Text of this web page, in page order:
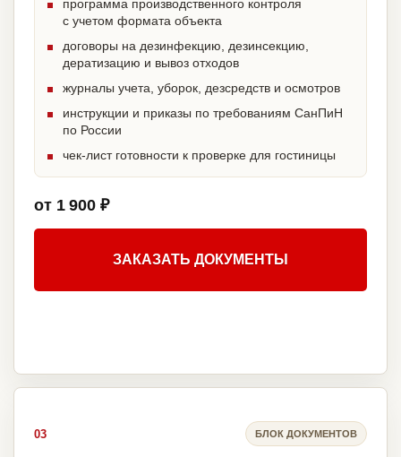
программа производственного контроля
с учетом формата объекта
договоры на дезинфекцию, дезинсекцию,
дератизацию и вывоз отходов
журналы учета, уборок, дезсредств и осмотров
инструкции и приказы по требованиям СанПиН
по России
чек-лист готовности к проверке для гостиницы
от 1 900 ₽
ЗАКАЗАТЬ ДОКУМЕНТЫ
03 БЛОК ДОКУМЕНТОВ